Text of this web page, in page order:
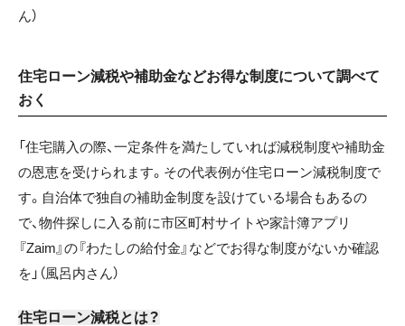
ん）
住宅ローン減税や補助金などお得な制度について調べて
おく
「住宅購入の際、一定条件を満たしていれば減税制度や補助金
の恩恵を受けられます。その代表例が住宅ローン減税制度で
す。自治体で独自の補助金制度を設けている場合もあるの
で、物件探しに入る前に市区町村サイトや家計簿アプリ
『Zaim』の『わたしの給付金』などでお得な制度がないか確認
を」（風呂内さん）
住宅ローン減税とは？